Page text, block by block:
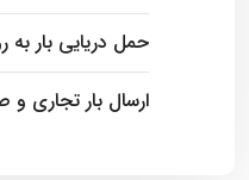
حمل دریایی بار به
ارسال بار تجاری و